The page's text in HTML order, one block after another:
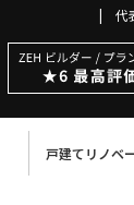
代
戸建てリノベ